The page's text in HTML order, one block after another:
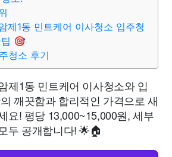
제1동 민트케어 이사청소 입주청
팁 🎯
청소 후기
제1동 민트케어 이사청소와 입
깨끗함과 합리적인 가격으로 새
요! 평당 13,000~15,000원, 세부
두 공개합니다! 🌟🏠